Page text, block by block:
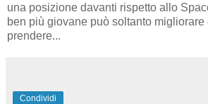
una posizione davanti rispetto allo
ben più giovane può soltanto migliorare
prendere...
Condividi